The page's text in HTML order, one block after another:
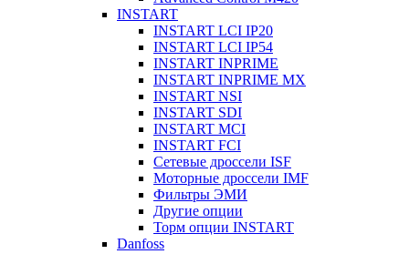
INSTART
INSTART LCI IP20
INSTART LCI IP54
INSTART INPRIME
INSTART INPRIME MX
INSTART NSI
INSTART SDI
INSTART MCI
INSTART FCI
Сетевые дроссели ISF
Моторные дроссели IMF
Фильтры ЭМИ
Другие опции
Торм опции INSTART
Danfoss